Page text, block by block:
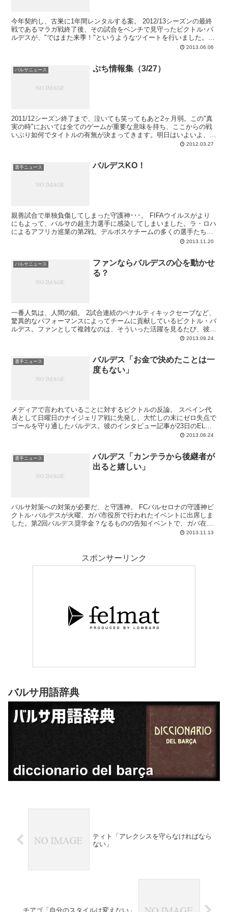
今年契約し、古巣に1年間レンタルする案。 2012/13シーズンの最終
戦であるマラガ戦終了後、その試合をベンチで見守ったビクトル･バ
ルデスが、"ではまた来季！"というようなツイートを行いました。さ
2013.06.06
バルサニュース ぷち情報集（3/27）
2011/12シーズン終了まで、泣いても笑ってもあと2ヶ月弱。この"真
実の時"においては全てのゲームが重要な意味を持ち、ここからの戦
いぶり如何でタイトルの有無が決まってきます。明日はいよいよ、ペ
2012.03.27
選手ニュース バルデスKO！
親善試合で単独負傷してしまった守護神･･･。 FIFAウイルスがより
にもよって、バルサの超主力選手に感染してしまいました。ラ・ロハ
によるアフリカ巡業の第2戦。デルボスケチームの多くの選手たちに
2013.11.20
バルサニュース
ファンならバルデスの心を動かせ
る？
一番人気は、人間の鎖。 2試合連続のペナルティキックセーブなど、
驚異的なパフォーマンスによってチームに貢献しているビクトル・バ
ルデス。ファンとして複雑なのは、そういった活躍を見るたび、彼が
2013.09.24
選手ニュース
バルデス「お金で決めたことは一
度もない」
メディアで言われていることに対するビクトルの反論。 スペイン代
表として日曜日のナイジェリア戦に先発し、大忙しの末にゼロ失点で
ゴールを守り通したバルデス。彼のインタビュー記事が23日のEL
2013.06.24
選手ニュース
バルデス「カンテラから後継者が
出ると嬉しい」
バルサ対策への対策が必要だ、と守護神。 FCバルセロナの守護神ビ
クトル･バルデスが火曜、ガバ市役所で行われたイベントに出席しま
した。第2回バルデス奨学金？なるものの告知イベントで、ガバ在住
2013.11.13
スポンサーリンク
バルサ用語辞典
ティト「アレクシスを守らなければなら
ない」
チアゴ「自分のスタイルは変えない」